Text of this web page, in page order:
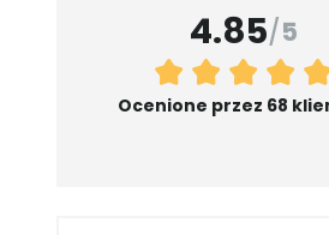
4.85/5
Ocenione przez 68